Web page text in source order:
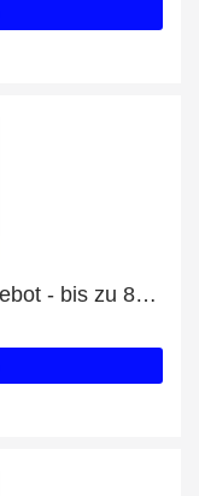
Merida eONE-SIXTY 500 L Angebot - bis zu 8% Rabatt